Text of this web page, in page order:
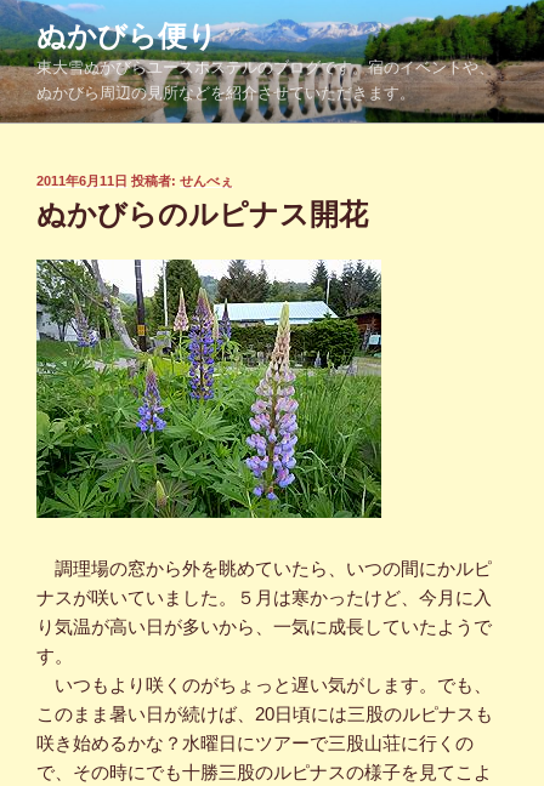
コ
ン
テ
ン
ツ
ぬかびら便り
東大雪ぬかびらユースホステルのブログです。宿のイベントや、
ぬかびら周辺の見所などを紹介させていただきます。
投
日:
2011年6月11日 投稿者: せんべぇ
ぬかびらのルピナス開花
調理場の窓から外を眺めていたら、いつの間にかルピ
ナスが咲いていました。５月は寒かったけど、今月に入
り気温が高い日が多いから、一気に成長していたようで
す。
いつもより咲くのがちょっと遅い気がします。でも、
このまま暑い日が続けば、20日頃には三股のルピナスも
咲き始めるかな？水曜日にツアーで三股山荘に行くの
で、その時にでも十勝三股のルピナスの様子を見てこよ